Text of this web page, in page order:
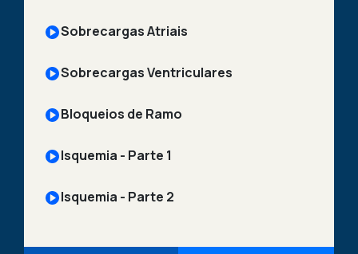
Sobrecargas Atriais
Sobrecargas Ventriculares
Bloqueios de Ramo
Isquemia - Parte 1
Isquemia - Parte 2